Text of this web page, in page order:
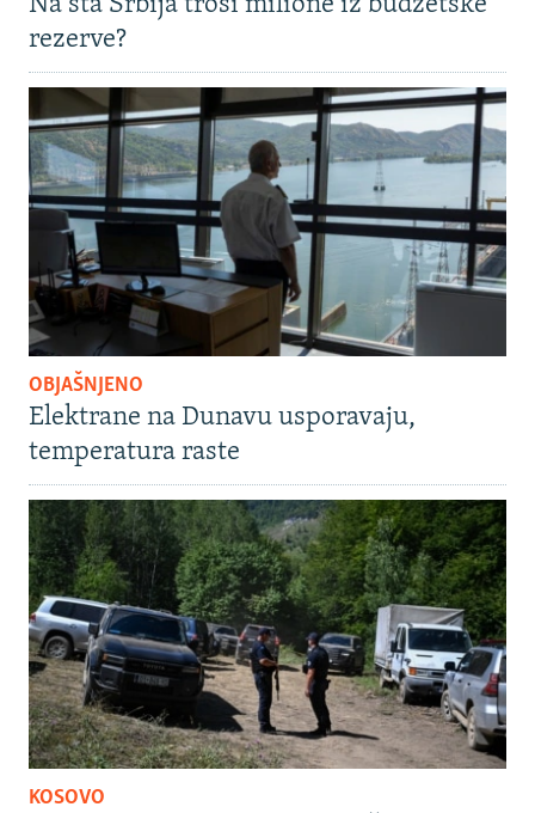
rezerve?
OBJAŠNJENO
Elektrane na Dunavu usporavaju,
temperatura raste
KOSOVO